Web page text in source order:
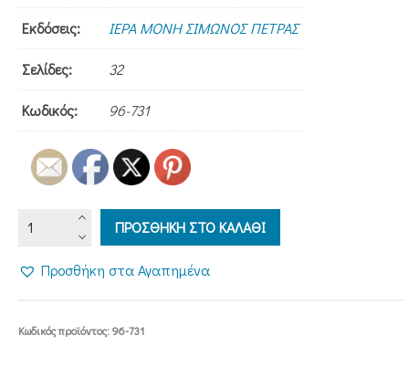
Εκδόσεις: ΙΕΡΑ ΜΟΝΗ ΣΙΜΩΝΟΣ ΠΕΤΡΑΣ
Σελίδες: 32
Κωδικός: 96-731
ΝΕΟΣ
ΣΥΝΑΞΑΡΙΣΤΗΣ
ΤΗΣ
ΟΡΘΟΔΟΞΟΥ
(CD)
ΠΡΟΣΘΗΚΗ ΣΤΟ ΚΑΛΑΘΙ
Προσθήκη στα Αγαπημένα
Κωδικός προϊόντος:96-731